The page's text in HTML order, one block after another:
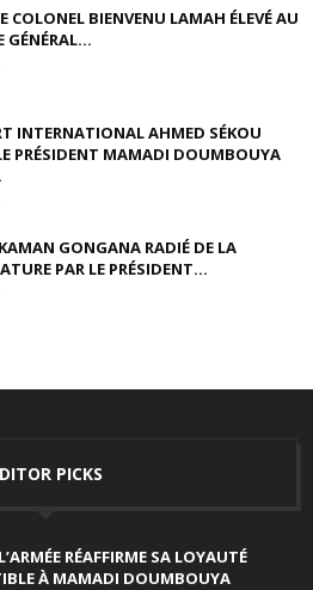
COLONEL BIENVENU LAMAH ÉLEVÉ AU
GÉNÉRAL...
INTERNATIONAL AHMED SÉKOU
PRÉSIDENT MAMADI DOUMBOUYA
GONGANA RADIÉ DE LA
PAR LE PRÉSIDENT...
PICKS
RÉAFFIRME SA LOYAUTÉ
À MAMADI DOUMBOUYA